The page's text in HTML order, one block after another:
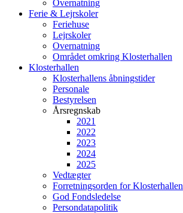
Overnatning
Ferie & Lejrskoler
Feriehuse
Lejrskoler
Overnatning
Området omkring Klosterhallen
Klosterhallen
Klosterhallens åbningstider
Personale
Bestyrelsen
Årsregnskab
2021
2022
2023
2024
2025
Vedtægter
Forretningsorden for Klosterhallen
God Fondsledelse
Persondatapolitik